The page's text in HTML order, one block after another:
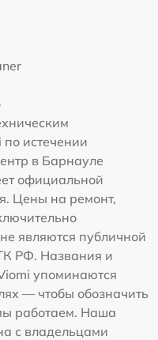
истечении
в Барнауле
официальной
Цены на ремонт,
являются публичной
РФ. Названия и
упоминаются
— чтобы обозначить
работаем. Наша
с владельцами